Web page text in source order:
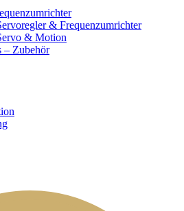
& Frequenzumrichter
& Motion
– Zubehör